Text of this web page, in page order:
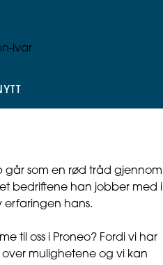
går som en rød tråd gjennom
bedriftene han jobber med i
erfaringen hans.
til oss i Proneo? Fordi vi har
over mulighetene og vi kan